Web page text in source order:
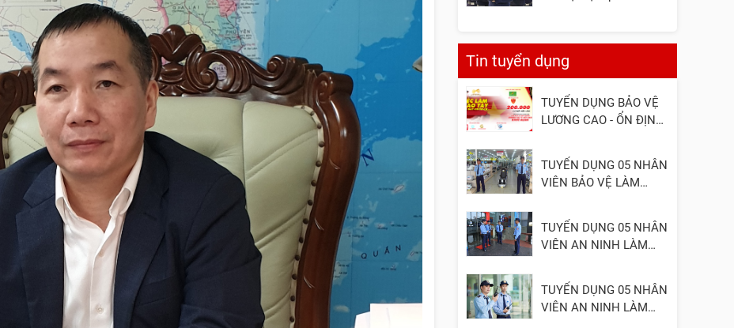
Tin tuyển dụng
TUYỂN DỤNG BẢO VỆ
LƯƠNG CAO - ỔN ĐỊNH
TUYỂN DỤNG 05 NHÂN
VIÊN BẢO VỆ LÀM
TUYỂN DỤNG 05 NHÂN
VIÊN AN NINH LÀM
TUYỂN DỤNG 05 NHÂN
VIÊN AN NINH LÀM